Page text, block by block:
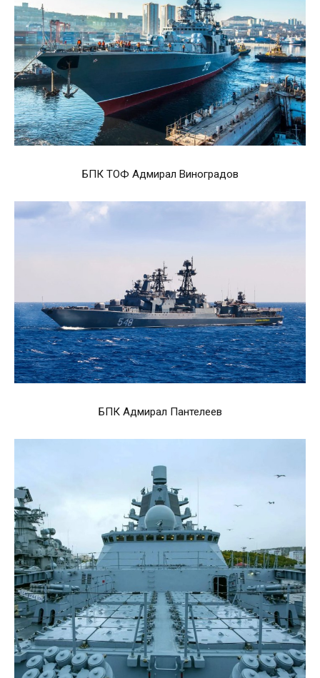
БПК ТОФ Адмирал Виноградов
БПК Адмирал Пантелеев